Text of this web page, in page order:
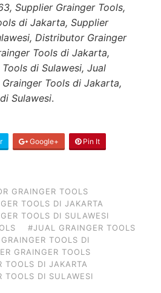
Supplier Grainger Tools,
di Jakarta, Supplier
Distributor Grainger
Tools di Jakarta,
di Sulawesi, Jual
Tools di Jakarta,
Sulawesi.
Google+ Pin It
GRAINGER TOOLS
TOOLS DI JAKARTA
TOOLS DI SULAWESI
#JUAL GRAINGER TOOLS
TOOLS DI
GRAINGER TOOLS
TOOLS DI JAKARTA
TOOLS DI SULAWESI